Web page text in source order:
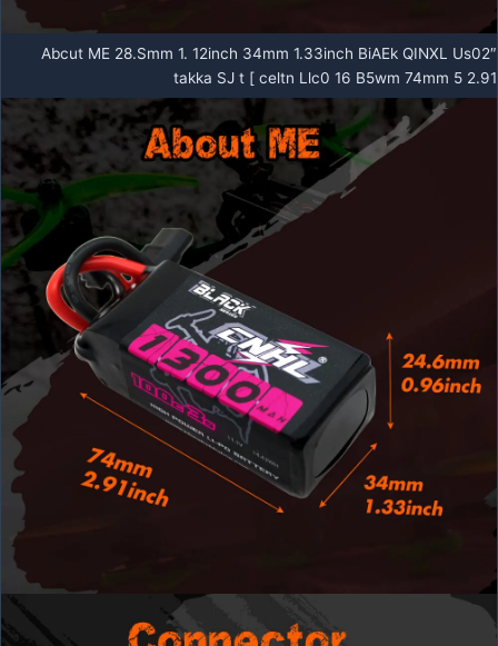
Abcut ME 28.Smm 1. 12inch 34mm 1.33inch BiAEk QINXL Us02″
takka SJ t [ celtn Llc0 16 B5wm 74mm 5 2.91